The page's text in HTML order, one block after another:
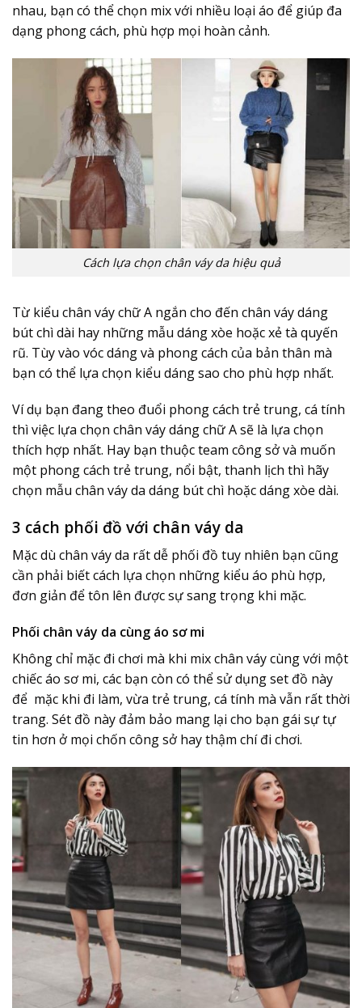
nhau, bạn có thể chọn mix với nhiều loại áo để giúp đa
dạng phong cách, phù hợp mọi hoàn cảnh.
Cách lựa chọn chân váy da hiệu quả
Từ kiểu chân váy chữ A ngắn cho đến chân váy dáng
bút chì dài hay những mẫu dáng xòe hoặc xẻ tà quyến
rũ. Tùy vào vóc dáng và phong cách của bản thân mà
bạn có thể lựa chọn kiểu dáng sao cho phù hợp nhất.
Ví dụ bạn đang theo đuổi phong cách trẻ trung, cá tính
thì việc lựa chọn chân váy dáng chữ A sẽ là lựa chọn
thích hợp nhất. Hay bạn thuộc team công sở và muốn
một phong cách trẻ trung, nổi bật, thanh lịch thì hãy
chọn mẫu chân váy da dáng bút chì hoặc dáng xòe dài.
3 cách phối đồ với chân váy da
Mặc dù chân váy da rất dễ phối đồ tuy nhiên bạn cũng
cần phải biết cách lựa chọn những kiểu áo phù hợp,
đơn giản để tôn lên được sự sang trọng khi mặc.
Phối chân váy da cùng áo sơ mi
Không chỉ mặc đi chơi mà khi mix chân váy cùng với một
chiếc áo sơ mi, các bạn còn có thể sử dụng set đồ này
để mặc khi đi làm, vừa trẻ trung, cá tính mà vẫn rất thời
trang. Sét đồ này đảm bảo mang lại cho bạn gái sự tự
tin hơn ở mọi chốn công sở hay thậm chí đi chơi.